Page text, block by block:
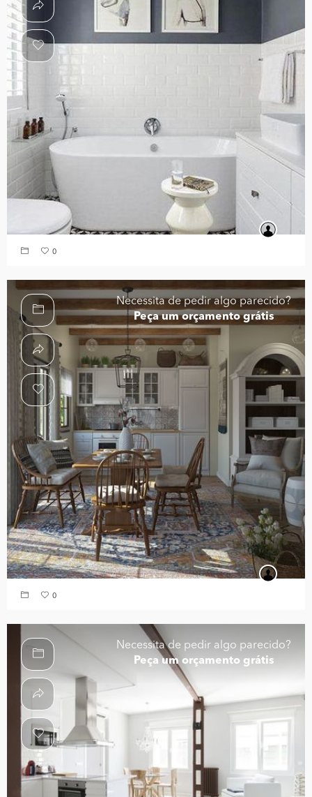
0
Necessita de pedir algo parecido?
Peça um orçamento grátis
0
Necessita de pedir algo parecido?
Peça um orçamento grátis